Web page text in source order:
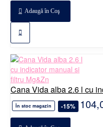
Adaugă în Coş
Cana Vida alba 2.6 l cu
În stoc magazin -15%